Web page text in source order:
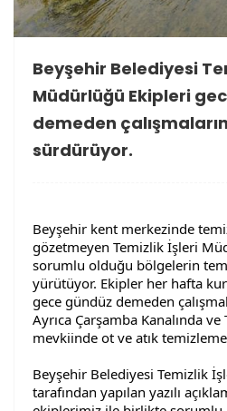
Beyşehir Belediyesi
Müdürlüğü Ekipleri
demeden
sürdürüyor.
Beyşehir kent merkezinde
gözetmeyen Temizlik İşleri
sorumlu olduğu bölgelerin
yürütüyor. Ekipler her hafta
gece gündüz demeden
Ayrıca Çarşamba Kanalında ve
mevkiinde ot ve atık temizleme
Beyşehir Belediyesi Temizlik
tarafından yapılan yazılı